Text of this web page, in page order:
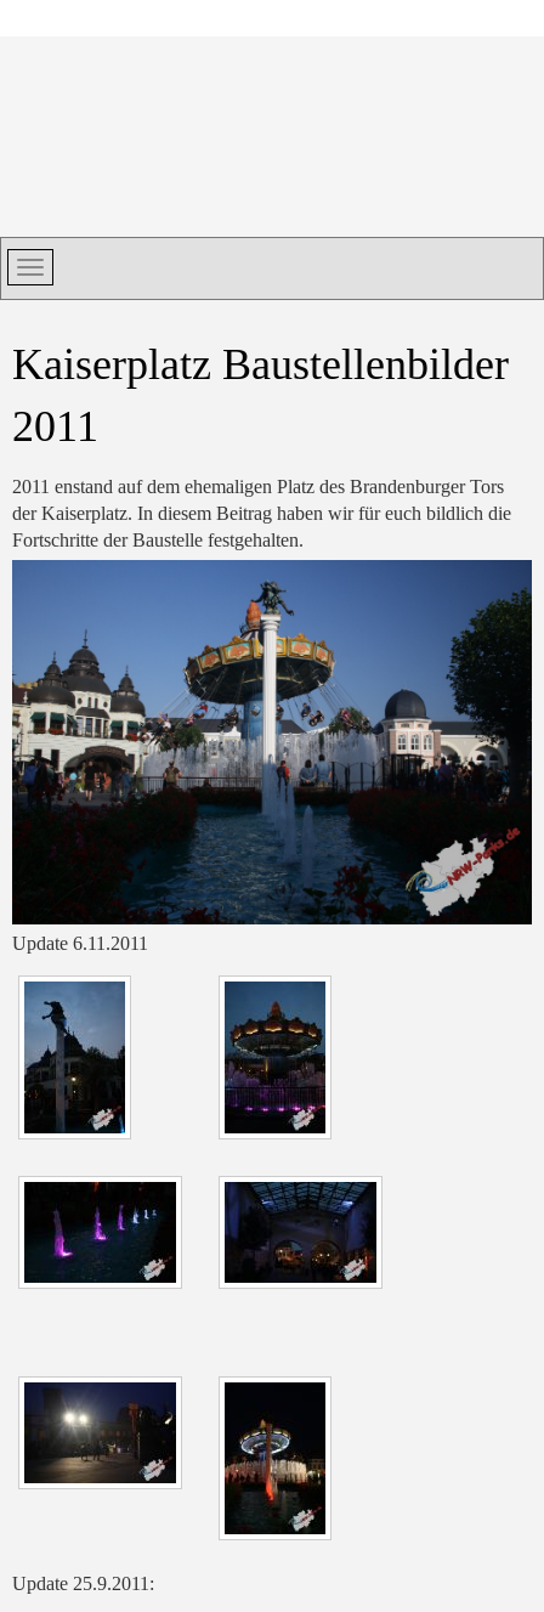
Kaiserplatz Baustellenbilder
2011
2011 enstand auf dem ehemaligen Platz des Brandenburger Tors
der Kaiserplatz. In diesem Beitrag haben wir für euch bildlich die
Fortschritte der Baustelle festgehalten.
Update 6.11.2011
Update 25.9.2011: